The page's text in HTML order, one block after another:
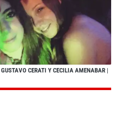
CERATI Y CECILIA AMENABAR |